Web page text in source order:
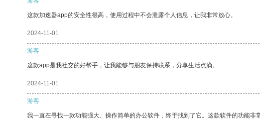
这款加速器app的安全性很高，使用过程中不会泄露个人信息，让我非常放心。
2024-11-01
游客
这款app是我社交的好帮手，让我能够与朋友保持联系，分享生活点滴。
2024-11-01
游客
我一直在寻找一款功能强大、操作简单的办公软件，终于找到了它。这款软件的功能